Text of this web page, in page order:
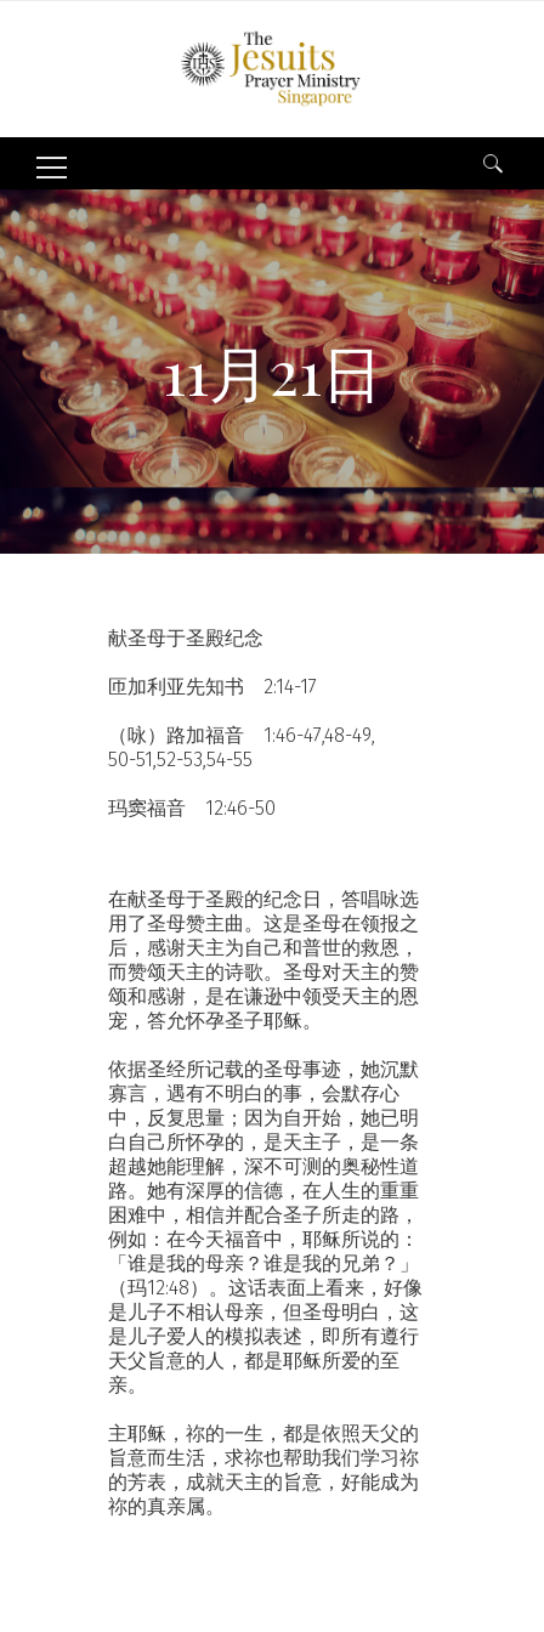
Search
for:
11月21日
献圣母于圣殿纪念
匝加利亚先知书 2:14-17
（咏）路加福音 1:46-47,48-49,
50-51,52-53,54-55
玛窦福音 12:46-50
在献圣母于圣殿的纪念日，答唱咏选
用了圣母赞主曲。这是圣母在领报之
后，感谢天主为自己和普世的救恩，
而赞颂天主的诗歌。圣母对天主的赞
颂和感谢，是在谦逊中领受天主的恩
宠，答允怀孕圣子耶稣。
依据圣经所记载的圣母事迹，她沉默
寡言，遇有不明白的事，会默存心
中，反复思量；因为自开始，她已明
白自己所怀孕的，是天主子，是一条
超越她能理解，深不可测的奥秘性道
路。她有深厚的信德，在人生的重重
困难中，相信并配合圣子所走的路，
例如：在今天福音中，耶稣所说的：
「谁是我的母亲？谁是我的兄弟？」
（玛12:48）。这话表面上看来，好像
是儿子不相认母亲，但圣母明白，这
是儿子爱人的模拟表述，即所有遵行
天父旨意的人，都是耶稣所爱的至
亲。
主耶稣，祢的一生，都是依照天父的
旨意而生活，求祢也帮助我们学习祢
的芳表，成就天主的旨意，好能成为
祢的真亲属。